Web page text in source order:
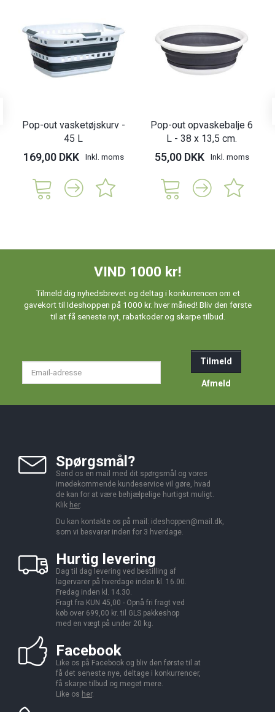
Pop-out vasketøjskurv -
45 L
169,00 DKK Inkl. moms
Pop-out opvaskebalje 6
L - 38 x 13,5 cm.
55,00 DKK Inkl. moms
VIND 1000 kr!
Tilmeld dig nyhedsbrevet og deltag i konkurrencen om et
gavekort til Ideshoppen på 1000 kr. hver måned! Bliv den første
til at få seneste nyt, rabatkoder og skarpe tilbud.
Tilmeld
Afmeld
Spørgsmål?
Send os en mail med dit spørgsmål og vores
imødekommende kundeservice vil gøre, hvad
de kan for at være behjælpelige hurtigst muligt.
Klik her.
Du kan kontakte os på mail: ideshoppen@mail.dk,
som vi besvarer inden for 3 hverdage.
Hurtig levering
Dag til dag levering ved bestilling af
lagervarer på hverdage inden kl. 16.00.
Fredag inden kl. 14.30.
Fragt fra KUN 45,00 - Opnå fri fragt ved
køb over 699,00 kr. til GLS pakkeshop
med en vægt på under 20 kg.
Facebook
Like os på Facebook og bliv den første til at
få det seneste nye, deltage i konkurrencer,
få skarpe tilbud og meget mere.
Like os her.